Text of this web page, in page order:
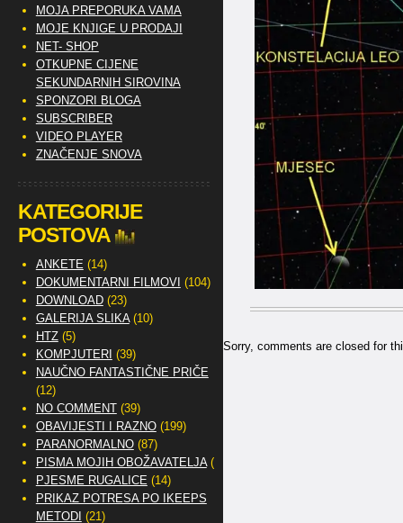
Sorry, comments are closed for
MOJA PREPORUKA VAMA
MOJE KNJIGE U PRODAJI
NET- SHOP
OTKUPNE CIJENE
SEKUNDARNIH SIROVINA
SPONZORI BLOGA
SUBSCRIBER
VIDEO PLAYER
ZNAČENJE SNOVA
KATEGORIJE
POSTOVA
ANKETE (14)
DOKUMENTARNI FILMOVI (104)
DOWNLOAD(23)
GALERIJA SLIKA(10)
HTZ(5)
KOMPJUTERI (39)
NAUČNO FANTASTIČNE PRIČE
(12)
NO COMMENT(39)
OBAVIJESTI I RAZNO(199)
PARANORMALNO(87)
PISMA MOJIH OBOŽAVATELJA(2)
PJESME RUGALICE (14)
PRIKAZ POTRESA PO IKEEPS
METODI (21)